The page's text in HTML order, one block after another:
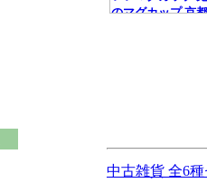
中古雑貨 全6